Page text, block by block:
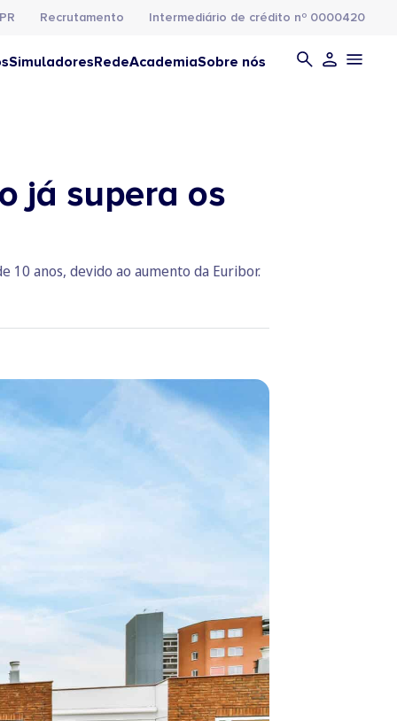
Recrutamento Intermediário de crédito nº 0000420
SimuladoresRedeAcademiaSobre nós
já supera os
10 anos, devido ao aumento da Euribor.